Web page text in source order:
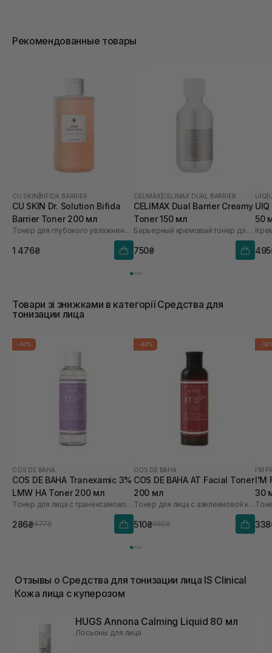
Рекомендованные товары
CU SKIN BIFIDA BARRIER
CU SKIN Dr. Solution Bifida
Barrier Toner 200 мл
Тонер для глубокого увлажнения с лизатом бифидобактерий 85%
1 476₴
CELIMAX CELIMAX DUAL BARRIER
CELIMAX Dual Barrier Creamy
Toner 150 мл
Барьерный кремовый тонер для лица
750₴
UIQ
50
Товари зі знижками в категорії Средства для
тонизации лица
-40%
COS DE BAHA
COS DE BAHA Tranexamic 3%
LMW HA Toner 200 мл
Тонер для лица с транексамовой кислотой
286₴477₴
-40%
COS DE BAHA
COS DE BAHA AT Facial Toner
200 мл
Тонер для лица с азелеиновой кислотой
510₴850₴
-
I'M
I'M
30
Отзывы о Средства для тонизации лица IS Clinical
Кожа лица с куперозом
HUGS Annona Calming Liquid 80 мл
Лосьоны для лица